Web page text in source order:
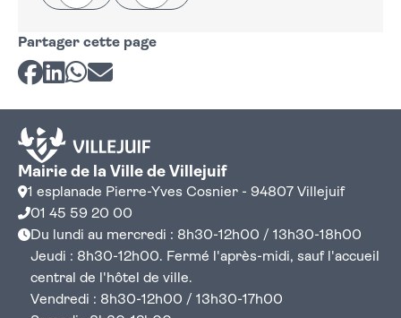
Partager cette page
Partager sur Facebook
Partager sur LinkedIn
Partager sur Whatsapp
Partager par courriel
Mairie de la Ville de Villejuif
1 esplanade Pierre-Yves Cosnier - 94807 Villejuif
01 45 59 20 00
Du lundi au mercredi : 8h30-12h00 / 13h30-18h00
Jeudi : 8h30-12h00. Fermé l'après-midi, sauf l'accueil
central de l'hôtel de ville.
Vendredi : 8h30-12h00 / 13h30-17h00